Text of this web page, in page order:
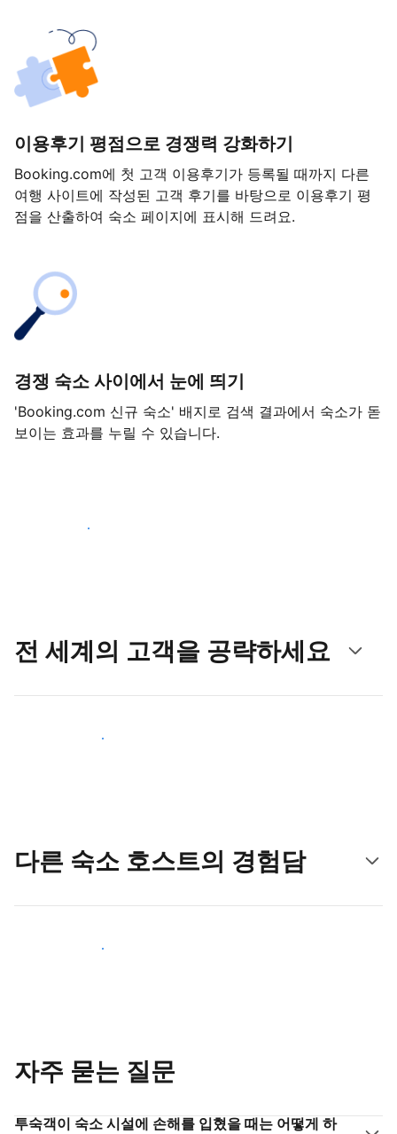
이용후기 평점으로 경쟁력 강화하기
Booking.com에 첫 고객 이용후기가 등록될 때까지 다른
여행 사이트에 작성된 고객 후기를 바탕으로 이용후기 평
점을 산출하여 숙소 페이지에 표시해 드려요.
경쟁 숙소 사이에서 눈에 띄기
'Booking.com 신규 숙소' 배지로 검색 결과에서 숙소가 돋
보이는 효과를 누릴 수 있습니다.
지금 등록 시작하기
전 세계의 고객을 공략하세요
새로운 고객층 공략하기
다른 숙소 호스트의 경험담
숙소 호스트로 동참하기
자주 묻는 질문
투숙객이 숙소 시설에 손해를 입혔을 때는 어떻게 하